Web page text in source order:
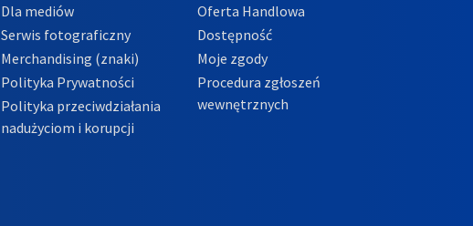
Dla mediów
Serwis fotograficzny
Merchandising (znaki)
Polityka Prywatności
Polityka przeciwdziałania
nadużyciom i korupcji
Oferta Handlowa
Dostępność
Moje zgody
Procedura zgłoszeń
wewnętrznych